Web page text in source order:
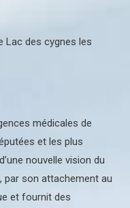
Lac des cygnes les
médicales de
et les plus
nouvelle vision du
par son attachement au
et fournit des